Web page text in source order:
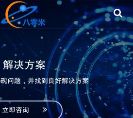
解决方案
问题，并找到良好解决方案
立即咨询